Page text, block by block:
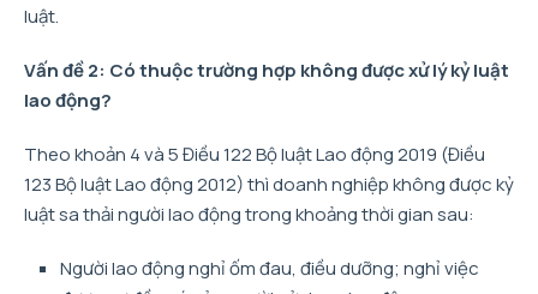
luật.
Vấn đề 2: Có thuộc trường hợp không được xử lý kỷ luật
lao động?
Theo khoản 4 và 5 Điều 122 Bộ luật Lao động 2019 (Điều
123 Bộ luật Lao động 2012) thì doanh nghiệp không được kỷ
luật sa thải người lao động trong khoảng thời gian sau:
Người lao động nghỉ ốm đau, điều dưỡng; nghỉ việc